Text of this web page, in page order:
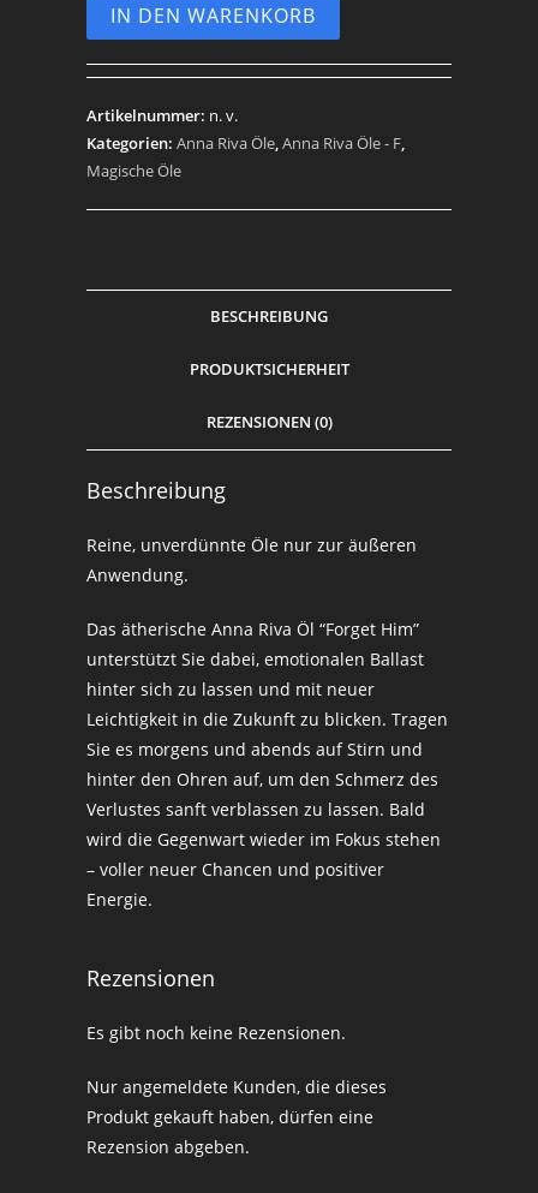
IN DEN WARENKORB
Artikelnummer: n. v.
Kategorien:Anna Riva Öle,Anna Riva Öle - F,
Magische Öle
BESCHREIBUNG
PRODUKTSICHERHEIT
REZENSIONEN (0)
Beschreibung
Reine, unverdünnte Öle nur zur äußeren
Anwendung.
Das ätherische Anna Riva Öl “Forget Him”
unterstützt Sie dabei, emotionalen Ballast
hinter sich zu lassen und mit neuer
Leichtigkeit in die Zukunft zu blicken. Tragen
Sie es morgens und abends auf Stirn und
hinter den Ohren auf, um den Schmerz des
Verlustes sanft verblassen zu lassen. Bald
wird die Gegenwart wieder im Fokus stehen
– voller neuer Chancen und positiver
Energie.
Rezensionen
Es gibt noch keine Rezensionen.
Nur angemeldete Kunden, die dieses
Produkt gekauft haben, dürfen eine
Rezension abgeben.